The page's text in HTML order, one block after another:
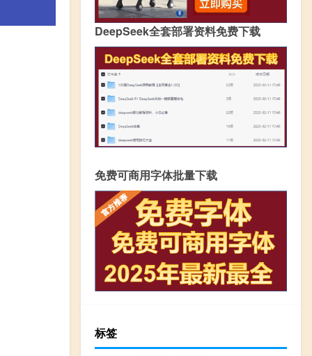
DeepSeek全套部署资料免费下载
免费可商用字体批量下载
标签